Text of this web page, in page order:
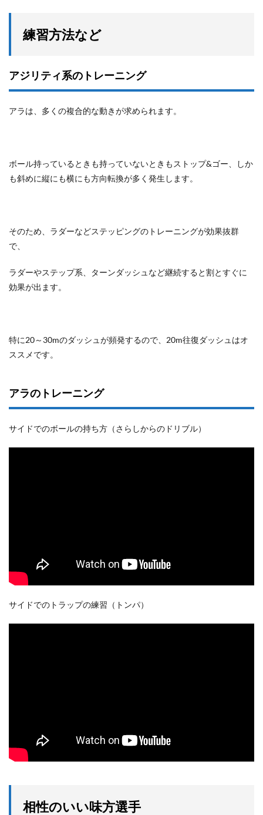
練習方法など
アジリティ系のトレーニング
アラは、多くの複合的な動きが求められます。
ボール持っているときも持っていないときもストップ&ゴー、しか
も斜めに縦にも横にも方向転換が多く発生します。
そのため、ラダーなどステッピングのトレーニングが効果抜群
で、
ラダーやステップ系、ターンダッシュなど継続すると割とすぐに
効果が出ます。
特に20～30mのダッシュが頻発するので、20m往復ダッシュはオ
ススメです。
アラのトレーニング
サイドでのボールの持ち方（さらしからのドリブル）
サイドでのトラップの練習（トンパ）
相性のいい味方選手